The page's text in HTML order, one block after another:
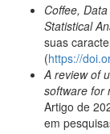
Coffee,
Statistical
suas
(https://
A review of
software for
Artigo de
em